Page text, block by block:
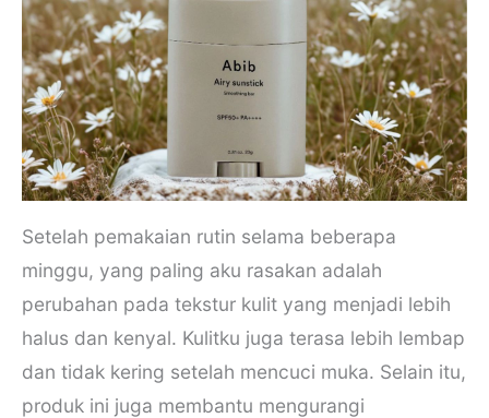
Setelah pemakaian rutin selama beberapa
minggu, yang paling aku rasakan adalah
perubahan pada tekstur kulit yang menjadi lebih
halus dan kenyal. Kulitku juga terasa lebih lembap
dan tidak kering setelah mencuci muka. Selain itu,
produk ini juga membantu mengurangi